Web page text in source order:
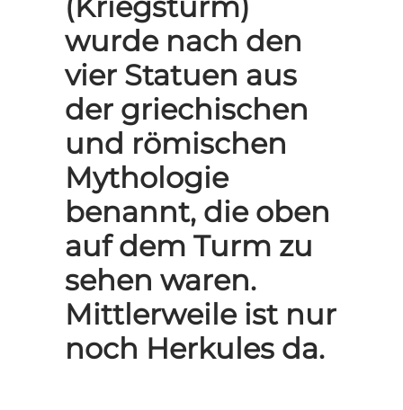
wurde nach den
vier Statuen aus
der griechischen
und römischen
Mythologie
benannt, die oben
auf dem Turm zu
sehen waren.
Mittlerweile ist nur
noch Herkules da.